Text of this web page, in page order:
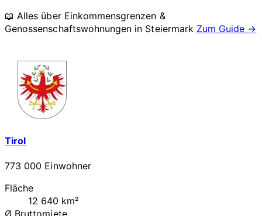
📖 Alles über Einkommensgrenzen &
Genossenschaftswohnungen in Steiermark Zum Guide →
Tirol
773 000 Einwohner
Fläche
12 640 km²